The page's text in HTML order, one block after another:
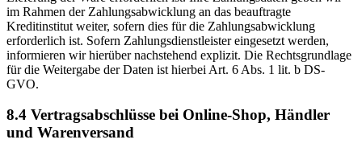
im Rahmen der Zahlungsabwicklung an das beauftragte
Kreditinstitut weiter, sofern dies für die Zahlungsabwicklung
erforderlich ist. Sofern Zahlungsdienstleister eingesetzt werden,
informieren wir hierüber nachstehend explizit. Die Rechtsgrundlage
für die Weitergabe der Daten ist hierbei Art. 6 Abs. 1 lit. b DS-
GVO.
8.4 Vertragsabschlüsse bei Online-Shop, Händler
und Warenversand